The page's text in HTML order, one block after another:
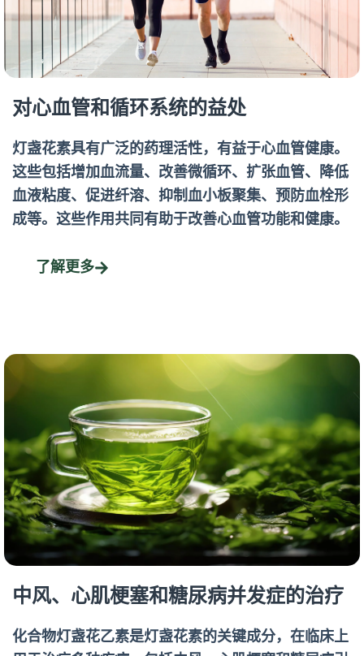
对心血管和循环系统的益处
灯盏花素具有广泛的药理活性，有益于心血管健康。
这些包括增加血流量、改善微循环、扩张血管、降低
血液粘度、促进纤溶、抑制血小板聚集、预防血栓形
成等。这些作用共同有助于改善心血管功能和健康。
了解更多
中风、心肌梗塞和糖尿病并发症的治疗
化合物灯盏花乙素是灯盏花素的关键成分，在临床上